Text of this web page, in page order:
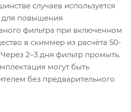
случаев используется
для повышения
фильтра при включенном
в скиммер из расчёта 50-
2–3 дня фильтр промыть.
могут быть
без предварительного